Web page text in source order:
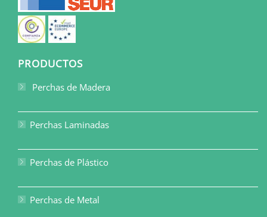
PRODUCTOS
Perchas de Madera
Perchas Laminadas
Perchas de Plástico
Perchas de Metal